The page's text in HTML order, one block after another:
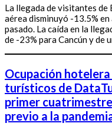
La llegada de visitantes
aérea disminuyó -13.5%
pasado. La caída en la
de -23% para Cancún y de
Ocupación
turísticos de
primer
previo a la